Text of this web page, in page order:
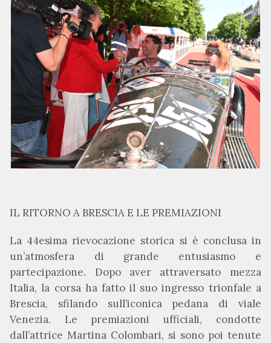
IL RITORNO A BRESCIA E LE PREMIAZIONI
La 44esima rievocazione storica si è conclusa in
un’atmosfera di grande entusiasmo e
partecipazione. Dopo aver attraversato mezza
Italia, la corsa ha fatto il suo ingresso trionfale a
Brescia, sfilando sull’iconica pedana di viale
Venezia. Le premiazioni ufficiali, condotte
dall’attrice Martina Colombari, si sono poi tenute